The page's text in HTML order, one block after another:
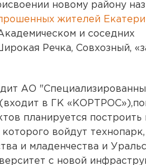
новому району
жителей
и соседних
Речка, Совхозный,
АО
в ГК
планируется построить
войдут технопарк,
и младенчества и
с новой